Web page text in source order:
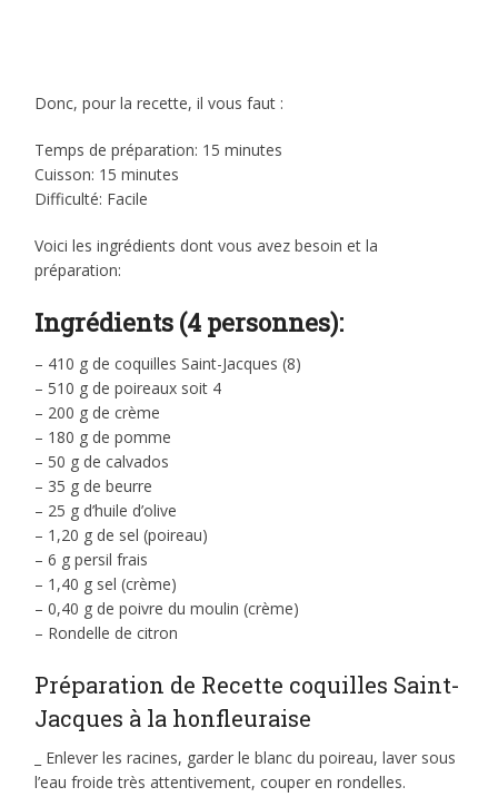
Donc, pour la recette, il vous faut :
Temps de préparation: 15 minutes
Cuisson: 15 minutes
Difficulté: Facile
Voici les ingrédients dont vous avez besoin et la
préparation:
Ingrédients (4 personnes):
– 410 g de coquilles Saint-Jacques (8)
– 510 g de poireaux soit 4
– 200 g de crème
– 180 g de pomme
– 50 g de calvados
– 35 g de beurre
– 25 g d’huile d’olive
– 1,20 g de sel (poireau)
– 6 g persil frais
– 1,40 g sel (crème)
– 0,40 g de poivre du moulin (crème)
– Rondelle de citron
Préparation de Recette coquilles Saint-
Jacques à la honfleuraise
_ Enlever les racines, garder le blanc du poireau, laver sous
l’eau froide très attentivement, couper en rondelles.